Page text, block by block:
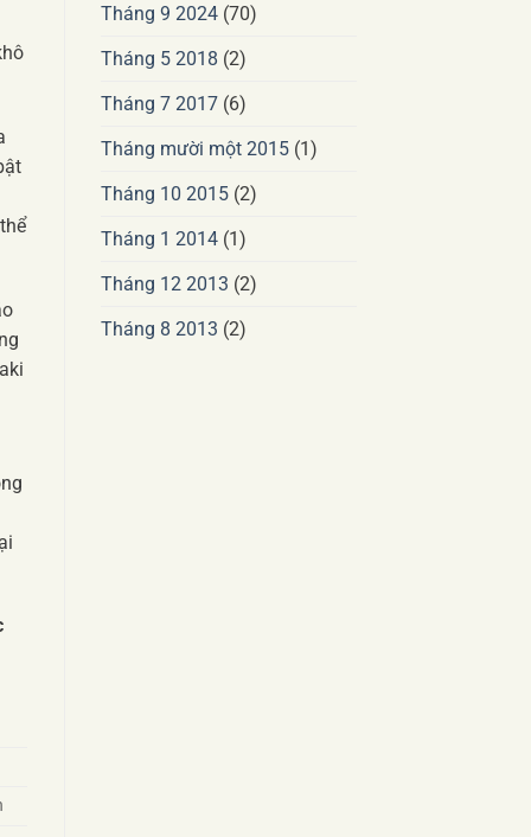
Tháng 9 2024(70)
Tháng 5 2018 (2)
Tháng 7 2017(6)
Tháng mười một 2015(1)
Tháng 10 2015(2)
Tháng 1 2014(1)
Tháng 12 2013 (2)
Tháng 8 2013 (2)